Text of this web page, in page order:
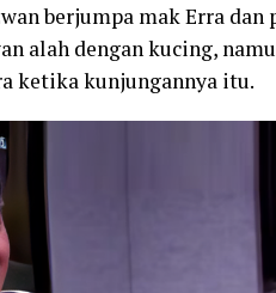
berjumpa mak Erra
alah dengan kucing,
ketika kunjungannya itu.